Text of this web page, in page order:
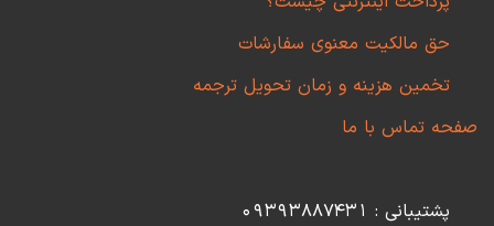
حق مالکیت معنوی سفارشات
تخمین هزینه و زمان تحویل ترجمه
صفحه تماس با ما
پشتیبانی : 09393887431